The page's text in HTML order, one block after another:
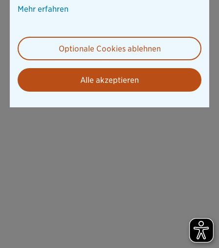
Mehr erfahren
Optionale Cookies ablehnen
Alle akzeptieren